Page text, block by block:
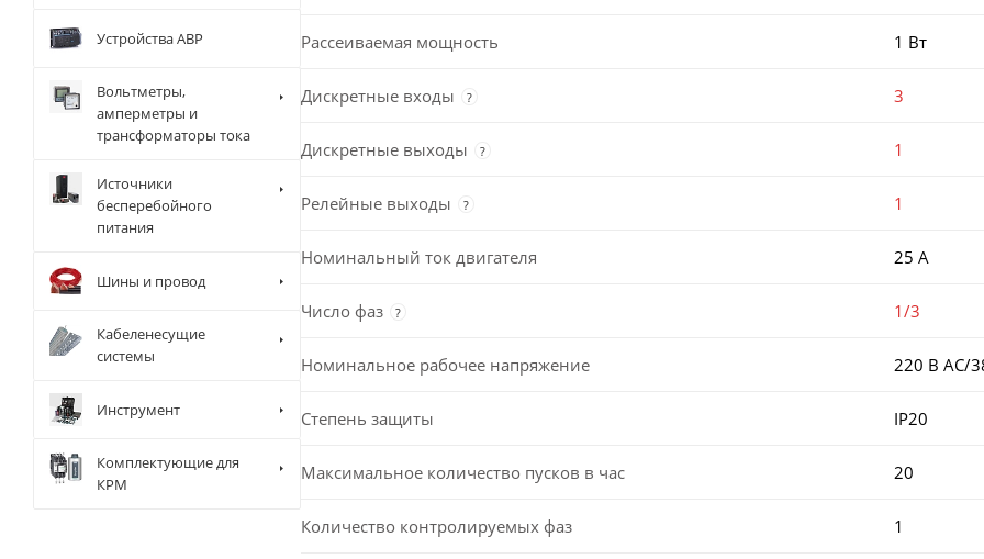
Рассеиваемая мощность 1 Вт
Дискретные входы ? 3
Дискретные выходы ? 1
Релейные выходы ? 1
Номинальный ток двигателя 25 А
Число фаз ? 1/3
Номинальное рабочее напряжение 220 В AC/
Степень защиты IP20
Максимальное количество пусков в час 20
Количество контролируемых фаз 1
Устройства АВР
Вольтметры,
амперметры и
трансформаторы тока
Источники
бесперебойного
питания
Шины и провод
Кабеленесущие
системы
Инструмент
Комплектующие для
КРМ